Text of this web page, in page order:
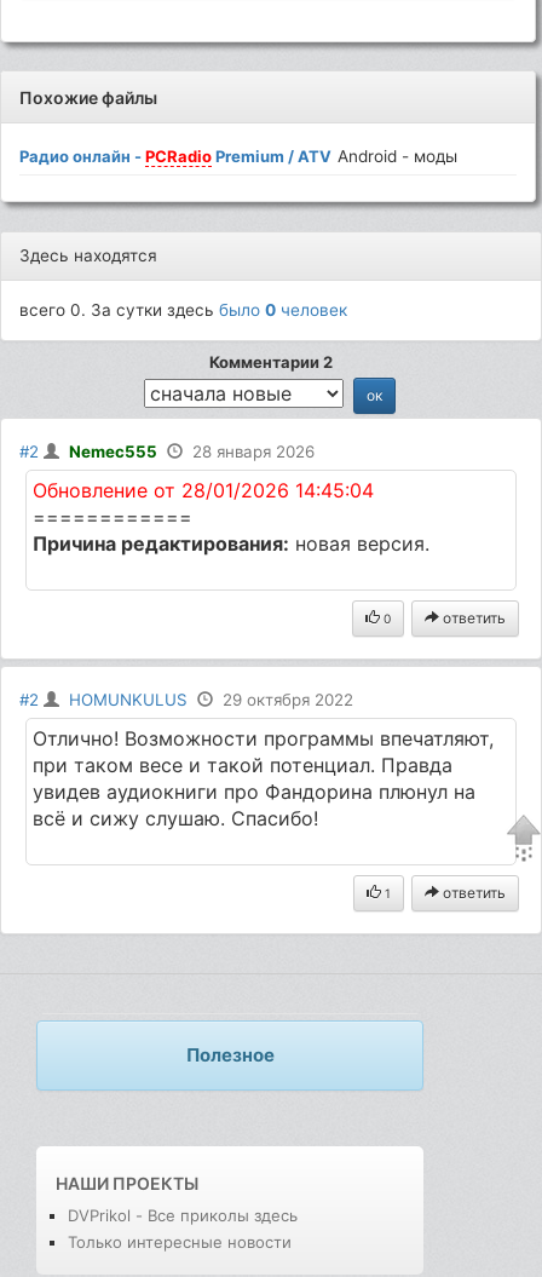
Похожие файлы
Радио онлайн -PCRadioPremium / ATV Android - моды
Здесь находятся
всего 0. За сутки здесьбыло0 человек
Комментарии 2
#2 Nemec555 28 января 2026
Обновление от 28/01/2026 14:45:04
============
Причина редактирования: новая версия.
0 ответить
#2 HOMUNKULUS 29 октября 2022
Отлично! Возможности программы впечатляют,
при таком весе и такой потенциал. Правда
увидев аудиокниги про Фандорина плюнул на
всё и сижу слушаю. Спасибо!
1 ответить
Полезное
НАШИ ПРОЕКТЫ
DVPrikol - Все приколы здесь
Только интересные новости